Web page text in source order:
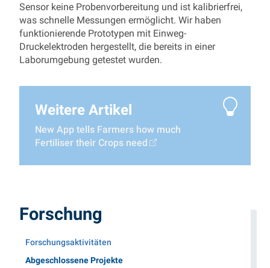
Sensor keine Probenvorbereitung und ist kalibrierfrei,
was schnelle Messungen ermöglicht. Wir haben
funktionierende Prototypen mit Einweg-
Druckelektroden hergestellt, die bereits in einer
Laborumgebung getestet wurden.
Weitere Artikel
New App tells Farmers how much
Fertiliser their Crops need
Forschung
Forschungsaktivitäten
Abgeschlossene Projekte(Aktueller Menüpunkt)